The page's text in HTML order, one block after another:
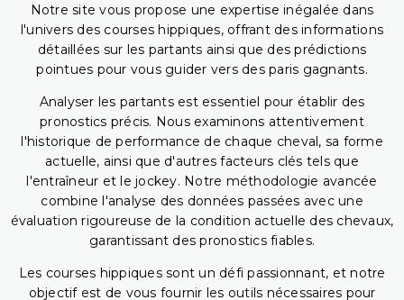
Notre site vous propose une expertise inégalée dans
l'univers des courses hippiques, offrant des informations
détaillées sur les partants ainsi que des prédictions
pointues pour vous guider vers des paris gagnants.
Analyser les partants est essentiel pour établir des
pronostics précis. Nous examinons attentivement
l'historique de performance de chaque cheval, sa forme
actuelle, ainsi que d'autres facteurs clés tels que
l'entraîneur et le jockey. Notre méthodologie avancée
combine l'analyse des données passées avec une
évaluation rigoureuse de la condition actuelle des chevaux,
garantissant des pronostics fiables.
Les courses hippiques sont un défi passionnant, et notre
objectif est de vous fournir les outils nécessaires pour